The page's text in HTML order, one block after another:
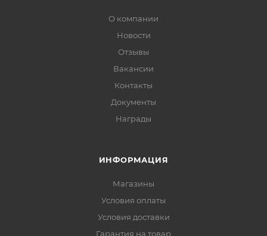
О компании
Новости
Отзывы
Вакансии
Контакты
Документы
Награды
ИНФОРМАЦИЯ
Магазины
Условия оплаты
Условия доставки
Гарантия на товар